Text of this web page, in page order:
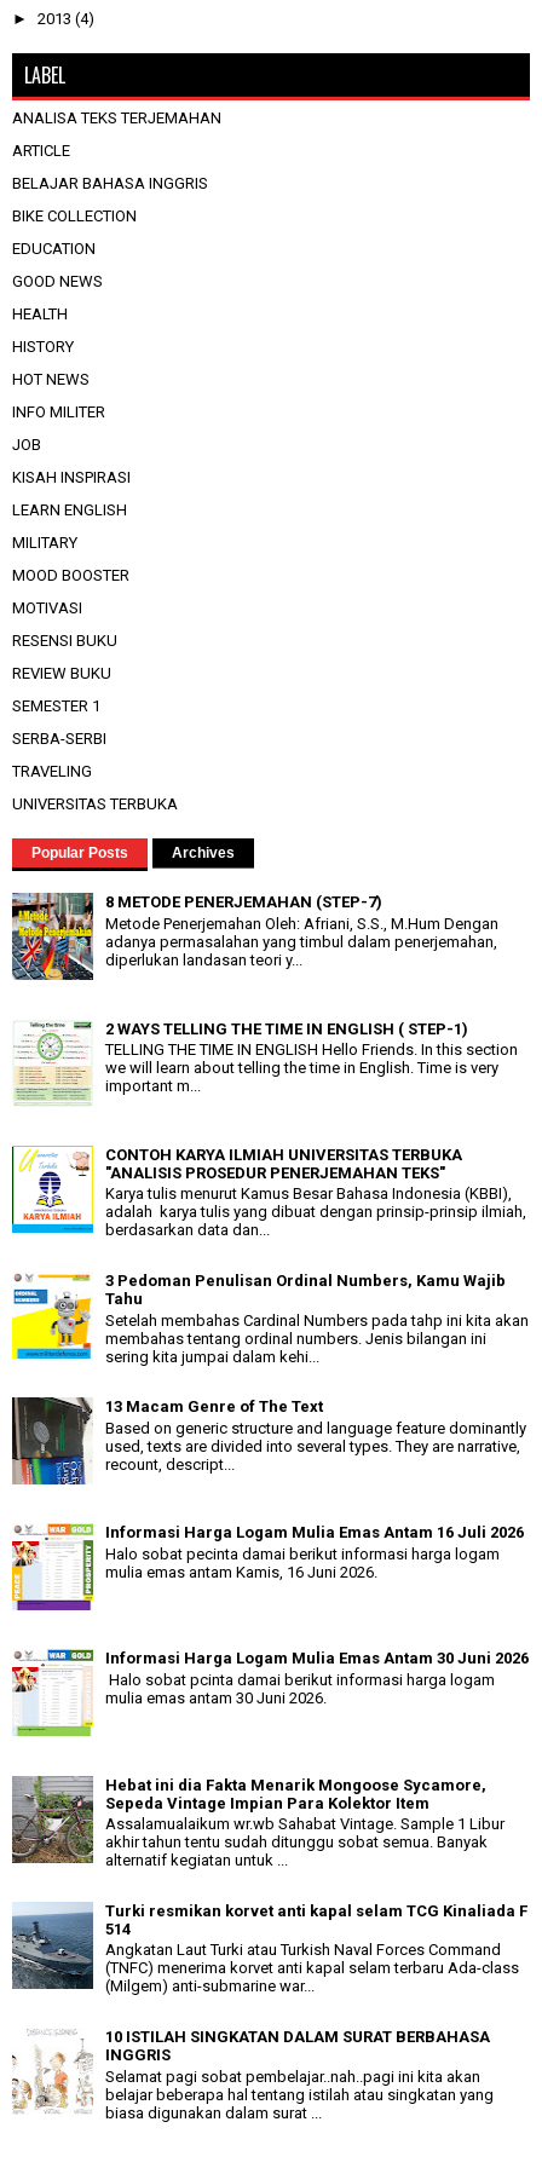
► 2013 (4)
LABEL
ANALISA TEKS TERJEMAHAN
ARTICLE
BELAJAR BAHASA INGGRIS
BIKE COLLECTION
EDUCATION
GOOD NEWS
HEALTH
HISTORY
HOT NEWS
INFO MILITER
JOB
KISAH INSPIRASI
LEARN ENGLISH
MILITARY
MOOD BOOSTER
MOTIVASI
RESENSI BUKU
REVIEW BUKU
SEMESTER 1
SERBA-SERBI
TRAVELING
UNIVERSITAS TERBUKA
Popular Posts Archives
8 METODE PENERJEMAHAN (STEP-7)
Metode Penerjemahan Oleh: Afriani, S.S., M.Hum Dengan
adanya permasalahan yang timbul dalam penerjemahan,
diperlukan landasan teori y...
2 WAYS TELLING THE TIME IN ENGLISH ( STEP-1)
TELLING THE TIME IN ENGLISH Hello Friends. In this section
we will learn about telling the time in English. Time is very
important m...
CONTOH KARYA ILMIAH UNIVERSITAS TERBUKA
"ANALISIS PROSEDUR PENERJEMAHAN TEKS"
Karya tulis menurut Kamus Besar Bahasa Indonesia (KBBI),
adalah karya tulis yang dibuat dengan prinsip-prinsip ilmiah,
berdasarkan data dan...
3 Pedoman Penulisan Ordinal Numbers, Kamu Wajib
Tahu
Setelah membahas Cardinal Numbers pada tahp ini kita akan
membahas tentang ordinal numbers. Jenis bilangan ini
sering kita jumpai dalam kehi...
13 Macam Genre of The Text
Based on generic structure and language feature dominantly
used, texts are divided into several types. They are narrative,
recount, descript...
Informasi Harga Logam Mulia Emas Antam 16 Juli 2026
Halo sobat pecinta damai berikut informasi harga logam
mulia emas antam Kamis, 16 Juni 2026.
Informasi Harga Logam Mulia Emas Antam 30 Juni 2026
Halo sobat pcinta damai berikut informasi harga logam
mulia emas antam 30 Juni 2026.
Hebat ini dia Fakta Menarik Mongoose Sycamore,
Sepeda Vintage Impian Para Kolektor Item
Assalamualaikum wr.wb Sahabat Vintage. Sample 1 Libur
akhir tahun tentu sudah ditunggu sobat semua. Banyak
alternatif kegiatan untuk ...
Turki resmikan korvet anti kapal selam TCG Kinaliada F
514
Angkatan Laut Turki atau Turkish Naval Forces Command
(TNFC) menerima korvet anti kapal selam terbaru Ada-class
(Milgem) anti-submarine war...
10 ISTILAH SINGKATAN DALAM SURAT BERBAHASA
INGGRIS
Selamat pagi sobat pembelajar..nah..pagi ini kita akan
belajar beberapa hal tentang istilah atau singkatan yang
biasa digunakan dalam surat ...